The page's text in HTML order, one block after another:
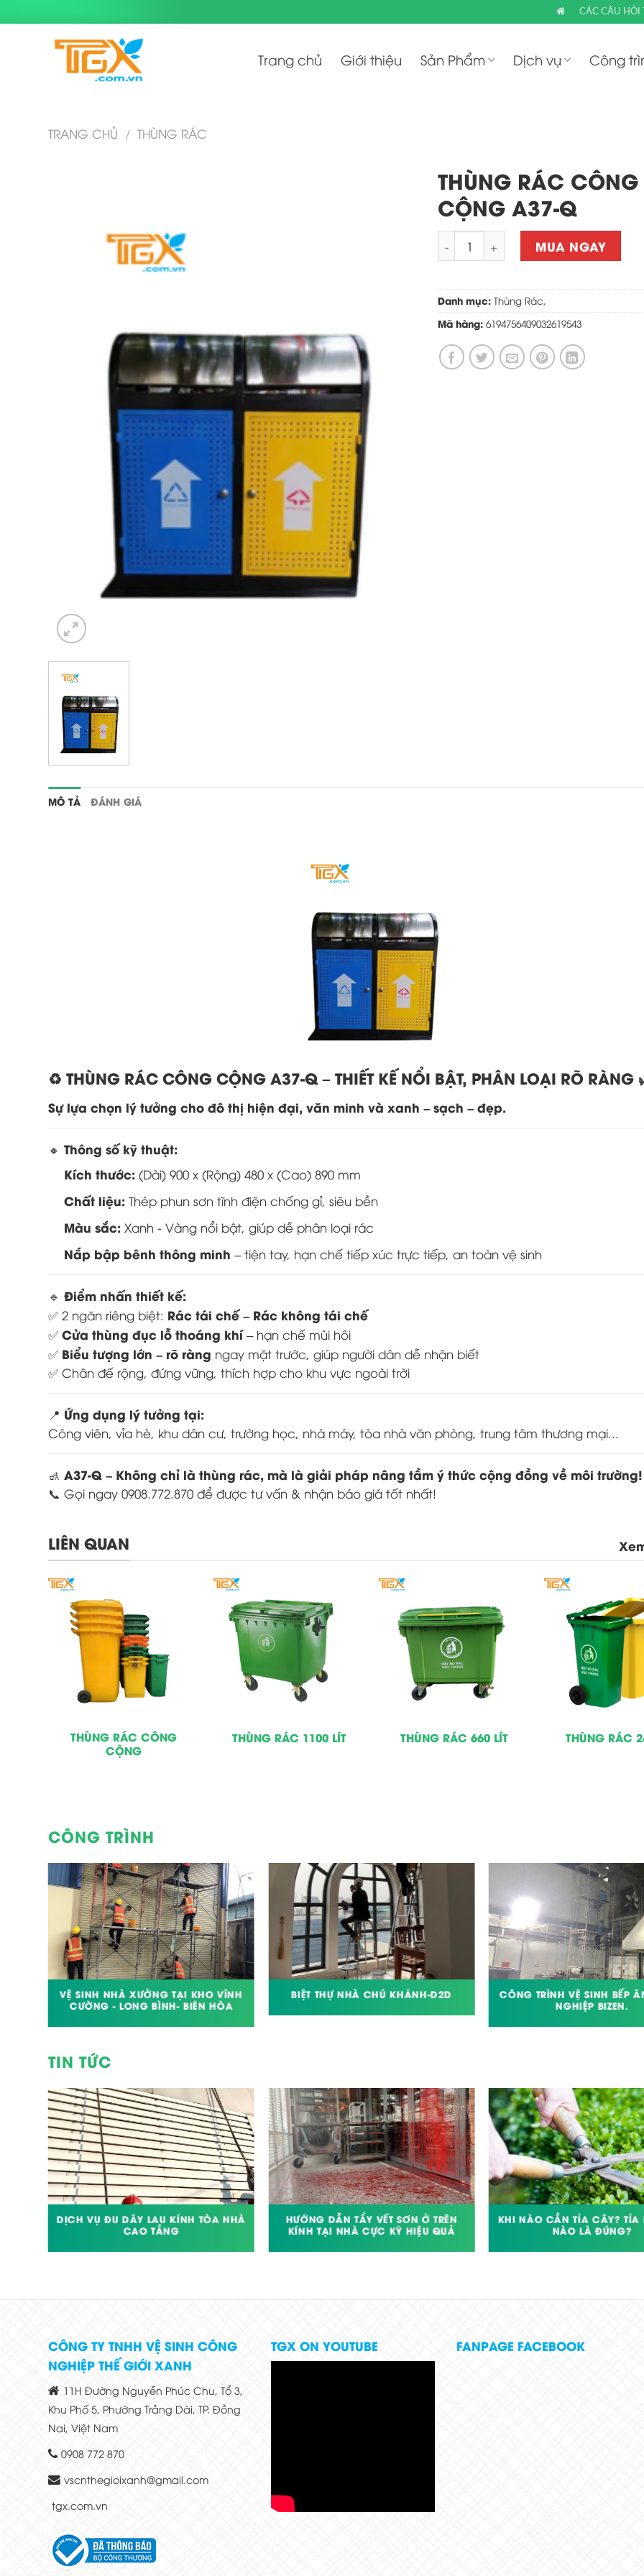
to
CÁC CÂU
Trang chủ Giới thiệu Sản Phẩm Dịch vụ Công
TRANG CHỦ / THÙNG RÁC
THÙNG RÁC CÔNG
CỘNG A37-Q
Quantity MUA NGAY
Danh mục: Thùng Rác,
Mã hàng: 6194756409032619543
MÔ TẢ ĐÁNH GIÁ
♻️ THÙNG RÁC CÔNG CỘNG A37-Q – THIẾT KẾ NỔI BẬT, PHÂN LOẠI RÕ RÀNG
Sự lựa chọn lý tưởng cho đô thị hiện đại, văn minh và xanh – sạch – đẹp.
🔸 Thông số kỹ thuật:
Kích thước: (Dài) 900 x (Rộng) 480 x (Cao) 890 mm
Chất liệu: Thép phun sơn tĩnh điện chống gỉ, siêu bền
Màu sắc: Xanh - Vàng nổi bật, giúp dễ phân loại rác
Nắp bập bênh thông minh – tiện tay, hạn chế tiếp xúc trực tiếp, an toàn vệ sinh
🔹 Điểm nhấn thiết kế:
✅ 2 ngăn riêng biệt: Rác tái chế – Rác không tái chế
✅ Cửa thùng đục lỗ thoáng khí– hạn chế mùi hôi
✅ Biểu tượng lớn – rõ ràng ngay mặt trước, giúp người dân dễ nhận biết
✅ Chân đế rộng, đứng vững, thích hợp cho khu vực ngoài trời
📍 Ứng dụng lý tưởng tại:
Công viên, vỉa hè, khu dân cư, trường học, nhà máy, tòa nhà văn phòng, trung tâm thương mại...
🚮 A37-Q – Không chỉ là thùng rác, mà là giải pháp nâng tầm ý thức cộng đồng về môi trường!
📞 Gọi ngay 0908.772.870 để được tư vấn & nhận báo giá tốt nhất!
LIÊN QUAN
THÙNG RÁC CÔNG
CỘNG
THÙNG RÁC 1100 LÍT THÙNG RÁC 660 LÍT THÙNG RÁC
CÔNG TRÌNH
VỆ SINH NHÀ XƯỞNG TẠI KHO VĨNH
CƯỜNG - LONG BÌNH- BIÊN HÒA
BIỆT THỰ NHÀ CHÚ KHÁNH-D2D
CÔNG TRÌNH VỆ SINH BẾP
NGHIỆP BIZEN.
TIN TỨC
DỊCH VỤ ĐU DÂY LAU KÍNH TÒA NHÀ
CAO TẦNG
HƯỚNG DẪN TẨY VẾT SƠN Ở TRÊN
KÍNH TẠI NHÀ CỰC KỲ HIỆU QUẢ
KHI NÀO CẦN TỈA CÂY? TỈA
NÀO LÀ ĐÚNG?
CÔNG TY TNHH VỆ SINH CÔNG
NGHIỆP THẾ GIỚI XANH
11H Đường Nguyễn Phúc Chu, Tổ 3,
Khu Phố 5, Phường Trảng Dài, TP. Đồng
Nai, Việt Nam
0908 772 870
vscnthegioixanh@gmail.com
tgx.com.vn
TGX ON YOUTUBE FANPAGE FACEBOOK